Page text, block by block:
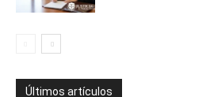
Últimos artículos